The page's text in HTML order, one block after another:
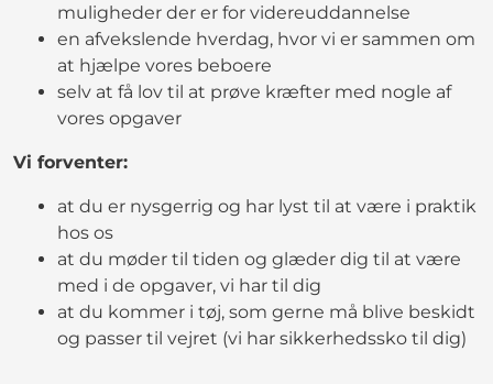
muligheder der er for videreuddannelse
en afvekslende hverdag, hvor vi er sammen om
at hjælpe vores beboere
selv at få lov til at prøve kræfter med nogle af
vores opgaver
Vi forventer:
at du er nysgerrig og har lyst til at være i praktik
hos os
at du møder til tiden og glæder dig til at være
med i de opgaver, vi har til dig
at du kommer i tøj, som gerne må blive beskidt
og passer til vejret (vi har sikkerhedssko til dig)